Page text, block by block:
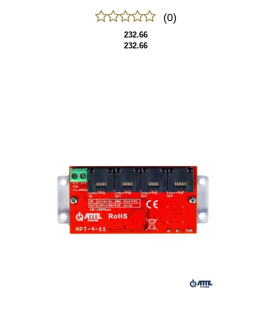
(0)
232.66
232.66